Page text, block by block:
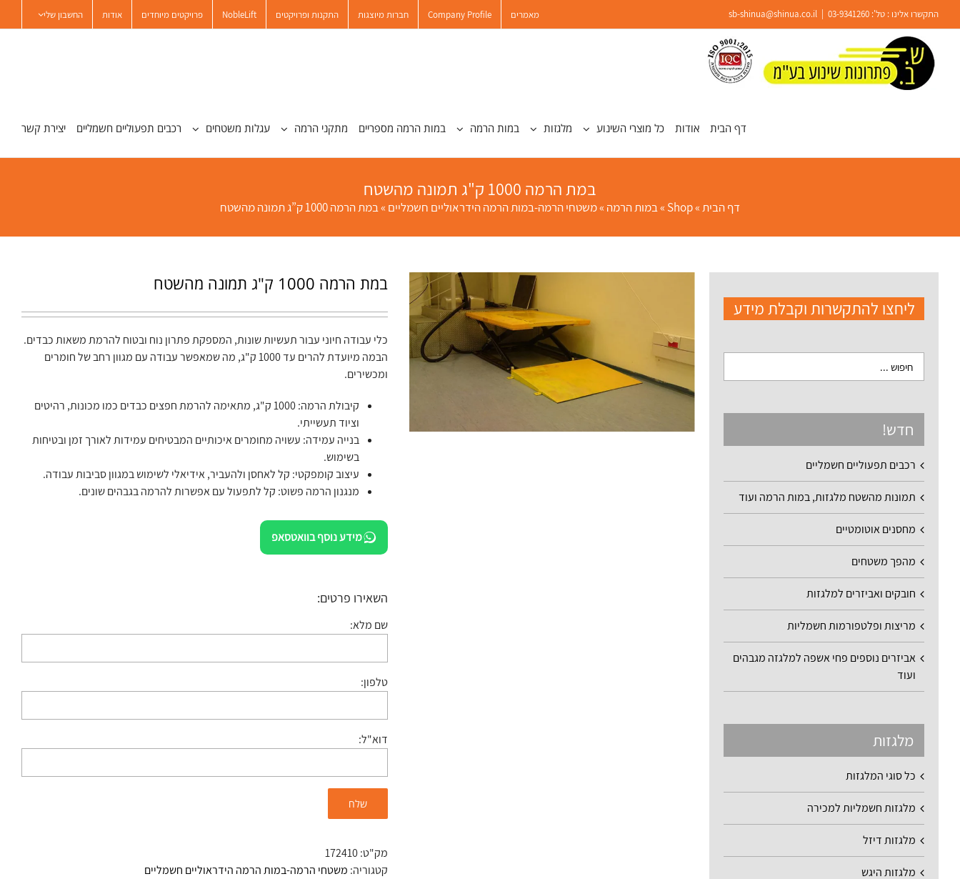
פתח סרגל נגישות
content
התקשרו אלינו : טל': 03-9341260
sb-shinua@shinua.co.il מאמרים Company Profile חברות מיוצגות התקנות ופרויקטים NobleLift פרויקטים מיוחדים אודות החשבון שלי
דף הבית אודות כל מוצרי השינוע מלגזות במות הרמה במות הרמה מספריים מתקני הרמה עגלות משטחים רכבים תפעוליים חשמליים יצירת קשר
במת הרמה 1000 ק"ג תמונה מהשטח
דף הבית»
Shop
»במות הרמה »משטחי הרמה-במות הרמה הידראוליים חשמליים »במת הרמה 1000 ק”ג תמונה מהשטח
במת הרמה 1000 ק"ג תמונה מהשטח
כלי עבודה חיוני עבור תעשיות שונות, המספקת פתרון נוח ובטוח להרמת משאות כבדים.
הבמה מיועדת להרים עד 1000 ק"ג, מה שמאפשר עבודה עם מגוון רחב של חומרים
ומכשירים.
קיבולת הרמה: 1000 ק"ג, מתאימה להרמת חפצים כבדים כמו מכונות, רהיטים
וציוד תעשייתי.
בנייה עמידה: עשויה מחומרים איכותיים המבטיחים עמידות לאורך זמן ובטיחות
בשימוש.
עיצוב קומפקטי: קל לאחסן ולהעביר, אידיאלי לשימוש במגוון סביבות עבודה.
מנגנון הרמה פשוט: קל לתפעול עם אפשרות להרמה בגבהים שונים.
מידע נוסף בוואטסאפ
השאירו פרטים:
שם מלא:
טלפון:
דוא"ל:
מק"ט:172410
קטגוריה: משטחי הרמה-במות הרמה הידראוליים חשמליים
ליחצו להתקשרות וקבלת מידע
חדש!
רכבים תפעוליים חשמליים
תמונות מהשטח מלגזות, במות הרמה ועוד
מחסנים אוטומטיים
מהפך משטחים
חובקים ואביזרים למלגזות
מריצות ופלטפורמות חשמליות
אביזרים נוספים פחי אשפה למלגזה מגבהים
ועוד
מלגזות
כל סוגי המלגזות
מלגזות חשמליות למכירה
מלגזות דיזל
מלגזות היגש